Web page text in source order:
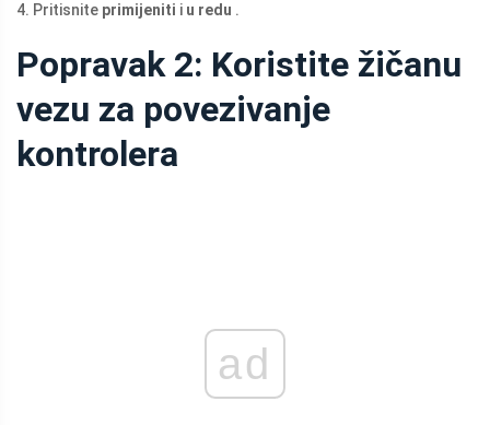
4. Pritisnite primijeniti i u redu .
Popravak 2: Koristite žičanu
vezu za povezivanje
kontrolera
ad